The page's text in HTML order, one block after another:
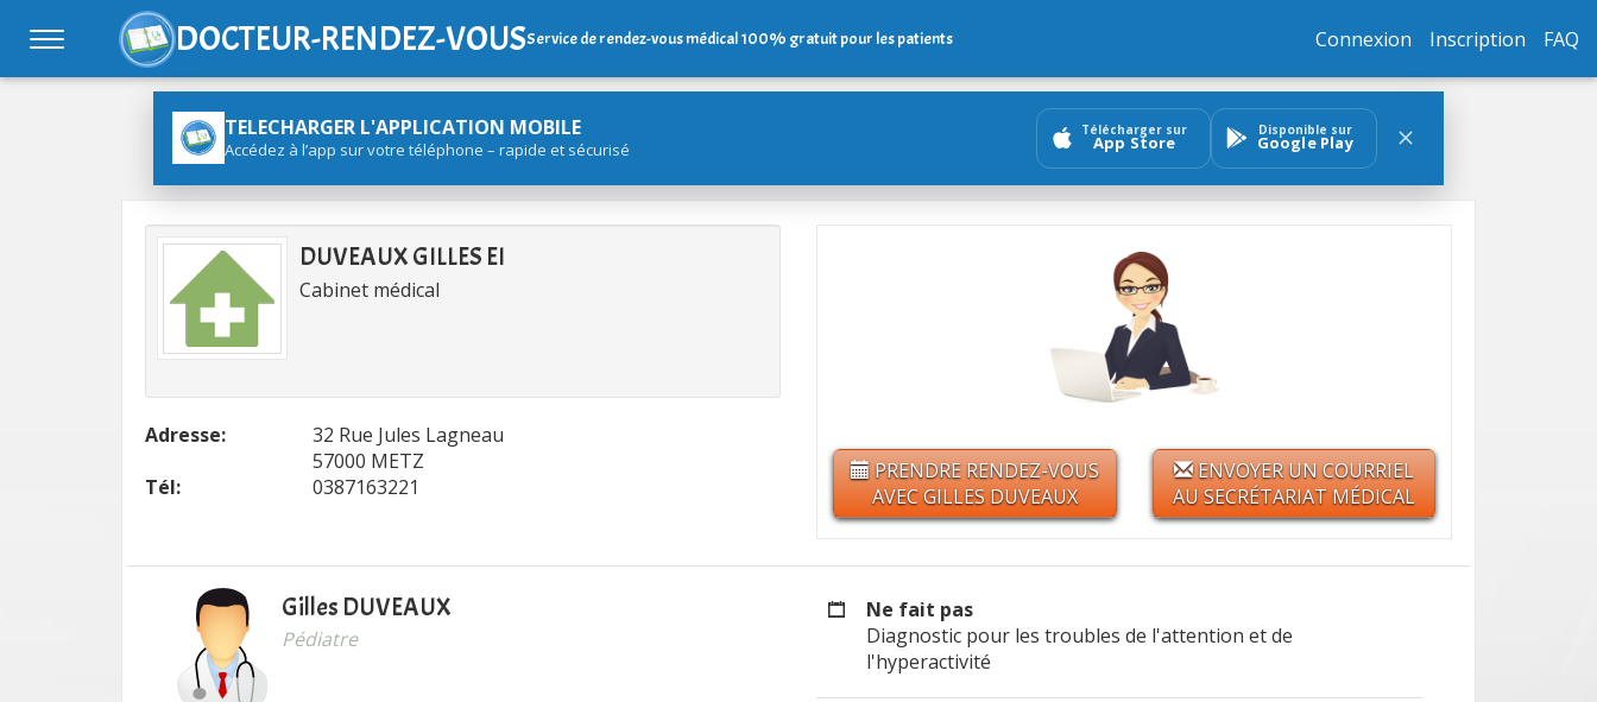
DOCTEUR-RENDEZ-VOUSService de rendez-vous médical 100% gratuit pour les patients Connexion Inscription FAQ
TELECHARGER L'APPLICATION MOBILE
Accédez à l’app sur votre téléphone – rapide et sécurisé
Télécharger sur
App Store
Disponible sur
Google Play
DUVEAUX GILLES EI
Cabinet médical
Adresse:
32 Rue Jules Lagneau
57000 METZ
Tél:
0387163221
PRENDRE RENDEZ-VOUS
AVEC GILLES DUVEAUX
ENVOYER UN COURRIEL
AU SECRÉTARIAT MÉDICAL
Gilles DUVEAUX
Pédiatre
Ne fait pas
Diagnostic pour les troubles de l'attention et de
l'hyperactivité